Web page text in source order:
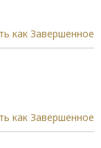
как Завершенное
как Завершенное